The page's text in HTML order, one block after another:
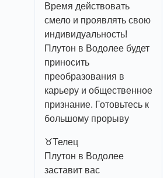
Время действовать
смело и проявлять свою
индивидуальность!
Плутон в Водолее будет
приносить
преобразования в
карьеру и общественное
признание. Готовьтесь к
большому прорыву
♉️Телец
Плутон в Водолее
заставит вас